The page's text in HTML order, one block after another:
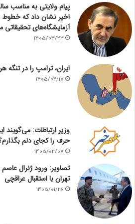
پیام ولایتی به مناسب
اخیر نشان داد که خطوط
آزمایشگاه‌های
1405/03/23
ایران، ترامپ را در تنگه
1405/02/17
وزیر ارتباطات: می‌گویند
حرف را کجای دلم
1405/02/07
تصاویر: ورود ژنرال
تهران با استقبال عراقچی
1405/01/26